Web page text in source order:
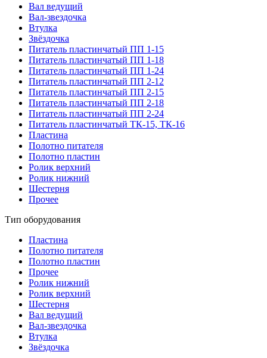
Вал ведущий
Вал-звездочка
Втулка
Звёздочка
Питатель пластинчатый ПП 1-15
Питатель пластинчатый ПП 1-18
Питатель пластинчатый ПП 1-24
Питатель пластинчатый ПП 2-12
Питатель пластинчатый ПП 2-15
Питатель пластинчатый ПП 2-18
Питатель пластинчатый ПП 2-24
Питатель пластинчатый ТК-15, ТК-16
Пластина
Полотно питателя
Полотно пластин
Ролик верхний
Ролик нижний
Шестерня
Прочее
Тип оборудования
Пластина
Полотно питателя
Полотно пластин
Прочее
Ролик нижний
Ролик верхний
Шестерня
Вал ведущий
Вал-звездочка
Втулка
Звёздочка